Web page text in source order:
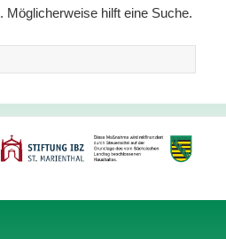
Möglicherweise hilft eine Suche.